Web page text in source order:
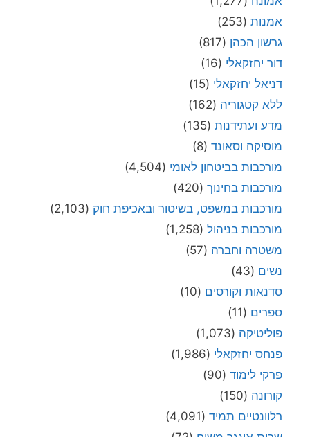
אמנות (253)
גרשון הכהן (817)
דור יחזקאלי (16)
דניאל יחזקאלי (15)
ללא קטגוריה (162)
מדע ועתידנות (135)
מוסיקה וסאונד (8)
מורכבות בביטחון לאומי (4,504)
מורכבות בחינוך (420)
מורכבות במשפט, בשיטור ובאכיפת חוק (2,103)
מורכבות בניהול (1,258)
משטרה וחברה (57)
נשים (43)
סדנאות וקורסים (10)
ספרים (11)
פוליטיקה (1,073)
פנחס יחזקאלי (1,986)
פרקי לימוד (90)
קורונה (150)
רלוונטיים תמיד (4,091)